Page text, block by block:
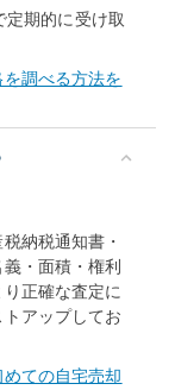
期的に受け取
調べる方法を
納税通知書・
・面積・権利
正確な査定に
アップしてお
ての自宅売却